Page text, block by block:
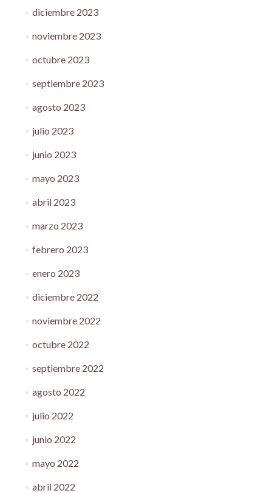
diciembre 2023
noviembre 2023
octubre 2023
septiembre 2023
agosto 2023
julio 2023
junio 2023
mayo 2023
abril 2023
marzo 2023
febrero 2023
enero 2023
diciembre 2022
noviembre 2022
octubre 2022
septiembre 2022
agosto 2022
julio 2022
junio 2022
mayo 2022
abril 2022